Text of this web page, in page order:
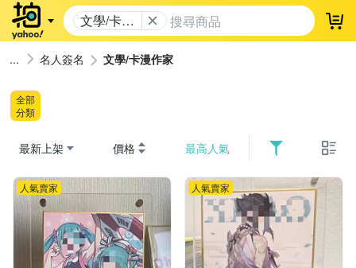
文學/卡漫
作家
登
名人簽名 文學/卡漫作家
全部
分類
最新上架 價格 最高人氣
人氣賣家 人氣賣家